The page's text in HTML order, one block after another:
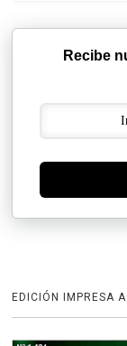
Recibe
EDICIÓN IMPRESA